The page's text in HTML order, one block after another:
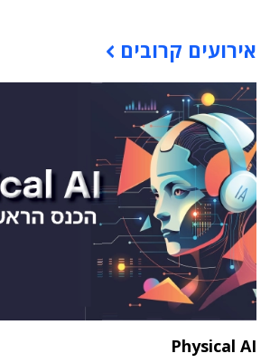
אירועים קרובים
Physical AI